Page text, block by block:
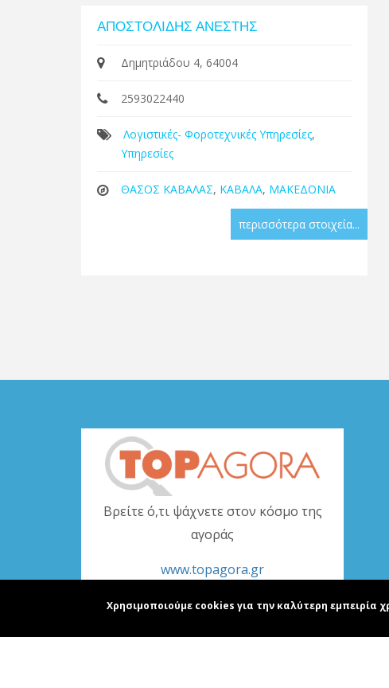
ΑΠΟΣΤΟΛΙΔΗΣ ΑΝΕΣΤΗΣ
Δημητριάδου 4, 64004
2593022440
Λογιστικές- Φοροτεχνικές Υπηρεσίες,
Υπηρεσίες
ΘΑΣΟΣ ΚΑΒΑΛΑΣ, ΚΑΒΑΛΑ, ΜΑΚΕΔΟΝΙΑ
περισσότερα στοιχεία...
Βρείτε ό,τι ψάχνετε στον κόσμο της
αγοράς
www.topagora.gr
Χρησιμοποιούμε cookies για την καλύτερη εμπειρία